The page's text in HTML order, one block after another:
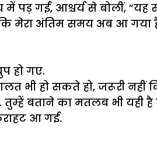
पड़ गईं, आश्चर्य से बोलीं, ”यह
कि मेरा अंतिम समय अब आ
हो गए.
हो सकते हो, जरूरी नहीं कि
बताने का मतलब भी यही है
आ गई.